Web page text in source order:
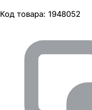
Код товара: 1948052